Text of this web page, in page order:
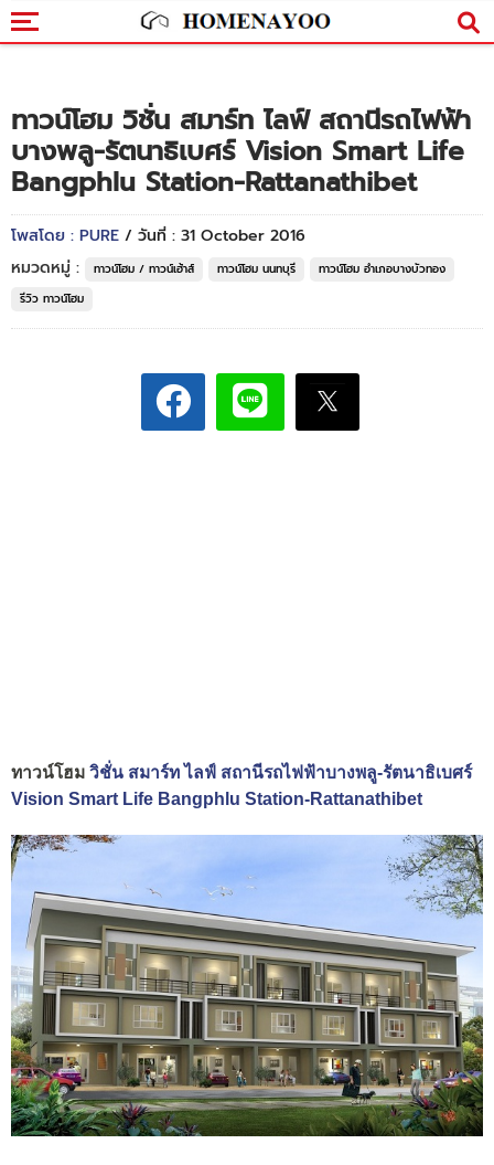
ทาวน์โฮม วิชั่น สมาร์ท ไลฟ์ สถานีรถไฟฟ้า
บางพลู-รัตนาธิเบศร์ Vision Smart Life
Bangphlu Station-Rattanathibet
โพสโดย : PURE / วันที่ : 31 October 2016
หมวดหมู่ :
ทาวน์โฮม / ทาวน์เฮ้าส์ ทาวน์โฮม นนทบุรี
ทาวน์โฮม อำเภอบางบัวทอง
รีวิว ทาวน์โฮม
ทาวน์โฮม วิชั่น สมาร์ท ไลฟ์ สถานีรถไฟฟ้าบางพลู-รัตนาธิเบศร์
Vision Smart Life Bangphlu Station-Rattanathibet